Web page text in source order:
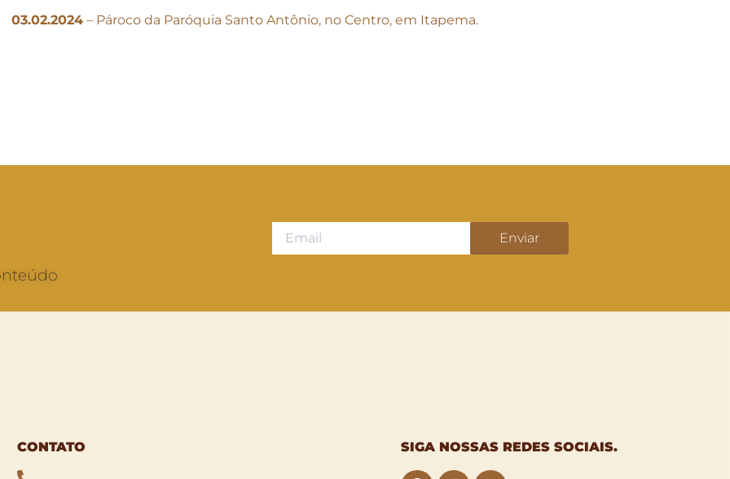
03.02.2024– Pároco da Paróquia Santo Antônio, no Centro, em Itapema.
Enviar
CONTATO SIGA NOSSAS REDES SOCIAIS.